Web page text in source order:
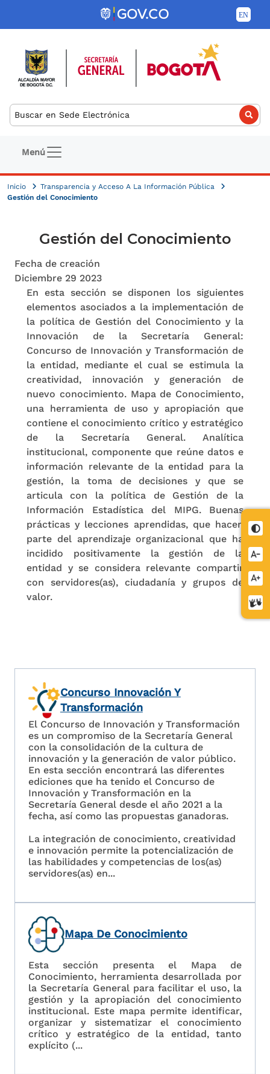
Pasar al contenido principal
letra
letra
de
Buscar
Navegación principal
Menú
Inicio
Transparencia y Acceso A La Información Pública
Gestión del Conocimiento
Gestión del Conocimiento
Fecha de creación
Diciembre 29 2023
En esta sección se disponen los siguientes
elementos asociados a la implementación de
la política de Gestión del Conocimiento y la
Innovación de la Secretaría General:
Concurso de Innovación y Transformación de
la entidad, mediante el cual se estimula la
creatividad, innovación y generación de
nuevo conocimiento. Mapa de Conocimiento,
una herramienta de uso y apropiación que
contiene el conocimiento crítico y estratégico
de la Secretaría General. Analítica
institucional, componente que reúne datos e
información relevante de la entidad para la
gestión, la toma de decisiones y que se
articula con la política de Gestión de la
Información Estadística del MIPG. Buenas
prácticas y lecciones aprendidas, que hacen
parte del aprendizaje organizacional que ha
incidido positivamente la gestión de la
entidad y se considera relevante compartir
con servidores(as), ciudadanía y grupos de
valor.
Concurso Innovación Y
Transformación
El Concurso de Innovación y Transformación
es un compromiso de la Secretaría General
con la consolidación de la cultura de
innovación y la generación de valor público.
En esta sección encontrará las diferentes
ediciones que ha tenido el Concurso de
Innovación y Transformación en la
Secretaría General desde el año 2021 a la
fecha, así como las propuestas ganadoras.
La integración de conocimiento, creatividad
e innovación permite la potencialización de
las habilidades y competencias de los(as)
servidores(as) en...
Mapa De Conocimiento
Esta sección presenta el Mapa de
Conocimiento, herramienta desarrollada por
la Secretaría General para facilitar el uso, la
gestión y la apropiación del conocimiento
institucional. Este mapa permite identificar,
organizar y sistematizar el conocimiento
crítico y estratégico de la entidad, tanto
explícito (...